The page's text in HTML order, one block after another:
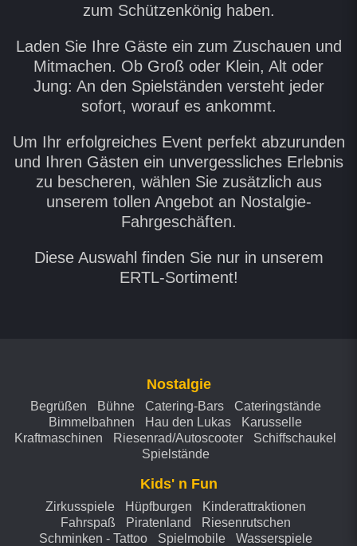
zum Schützenkönig haben.
Laden Sie Ihre Gäste ein zum Zuschauen und
Mitmachen. Ob Groß oder Klein, Alt oder
Jung: An den Spielständen versteht jeder
sofort, worauf es ankommt.
Um Ihr erfolgreiches Event perfekt abzurunden
und Ihren Gästen ein unvergessliches Erlebnis
zu bescheren, wählen Sie zusätzlich aus
unserem tollen Angebot an Nostalgie-
Fahrgeschäften.
Diese Auswahl finden Sie nur in unserem
ERTL-Sortiment!
Nostalgie
Begrüßen Bühne Catering-Bars
Cateringstände
Bimmelbahnen
Hau den Lukas
Karusselle
Kraftmaschinen
Riesenrad/Autoscooter
Schiffschaukel
Spielstände
Kids' n Fun
Zirkusspiele Hüpfburgen
Kinderattraktionen
Fahrspaß
Piratenland
Riesenrutschen
Schminken - Tattoo
Spielmobile Wasserspiele